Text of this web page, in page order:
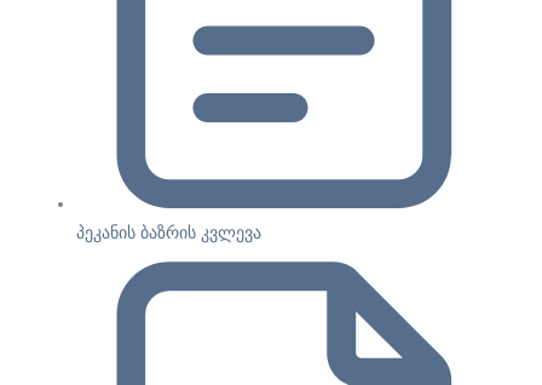
პეკანის ბაზრის კვლევა